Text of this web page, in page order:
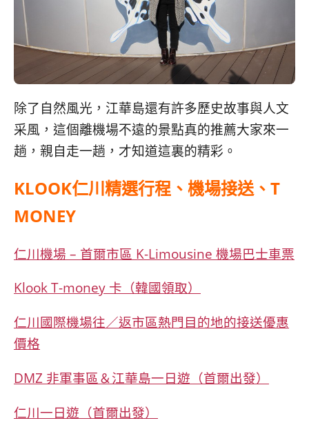
除了自然風光，江華島還有許多歷史故事與人文
采風，這個離機場不遠的景點真的推薦大家來一
趟，親自走一趟，才知道這裏的精彩。
KLOOK仁川精選行程、機場接送、T
MONEY
仁川機場 – 首爾市區 K-Limousine 機場巴士車票
Klook T-money 卡（韓國領取）
仁川國際機場往／返市區熱門目的地的接送優惠
價格
DMZ 非軍事區＆江華島一日遊（首爾出發）
仁川一日遊（首爾出發）